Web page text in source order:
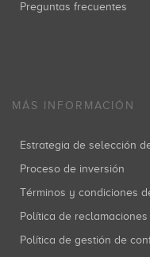
Preguntas frecuentes
MÁS INFORMACIÓN
Estrategia de selección
Proceso de inversión
Términos y condiciones
Política de reclamaciones
Política de gestión de